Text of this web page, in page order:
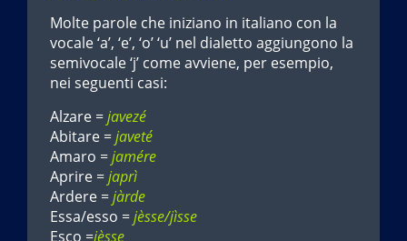
Molte parole che iniziano in italiano con la
vocale ‘a’, ‘e’, ‘o’ ‘u’ nel dialetto aggiungono la
semivocale ‘j’ come avviene, per esempio,
nei seguenti casi:
Alzare =javezé
Abitare =javeté
Amaro =jamére
Aprire =japrì
Ardere =jàrde
Essa/esso =jèsse/jìsse
Esco =jèsse